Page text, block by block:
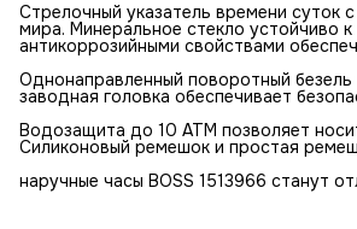
Стрелочный указатель времени суток
мира. Минеральное стекло устойчиво
антикоррозийными свойствами
Однонаправленный поворотный
заводная головка обеспечивает
Водозащита до 10 АТМ позволяет
Силиконовый ремешок и простая
наручные часы BOSS 1513966 станут